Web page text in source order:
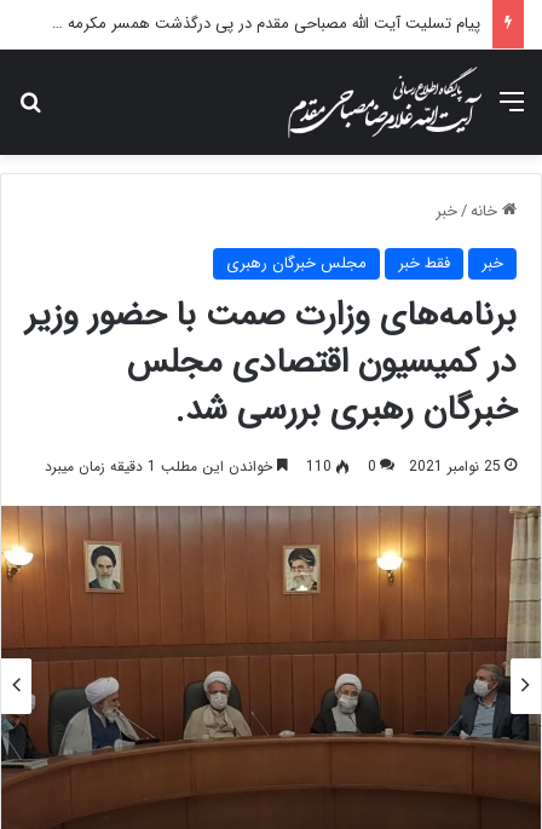
پیام تسلیت آیت الله مصباحی مقدم در پی درگذشت همسر مکرمه حضرت آیت‌الله العظمی سیستانی.
منو
خانه/خبر
خبر فقط خبر مجلس خبرگان رهبری
برنامه‌های وزارت صمت با حضور وزیر
در کمیسیون اقتصادی مجلس
خبرگان رهبری بررسی شد.
25 نوامبر 2021 0
110 خواندن این مطلب 1 دقیقه زمان میبرد